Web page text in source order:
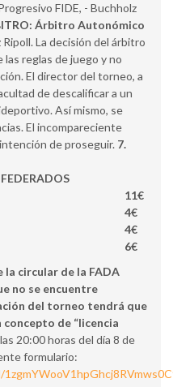
FIDE, - Buchholz
Árbitro Autonómico
La decisión del árbitro
las reglas de juego y no
El director del torneo, a
de descalificar a un
Así mismo, se
El incompareciente
de proseguir. 7.
11€
4€
4€
6€
la circular de la FADA
no se encuentre
del torneo tendrá que
concepto de “licencia
20:00 horas del día 8 de
formulario: